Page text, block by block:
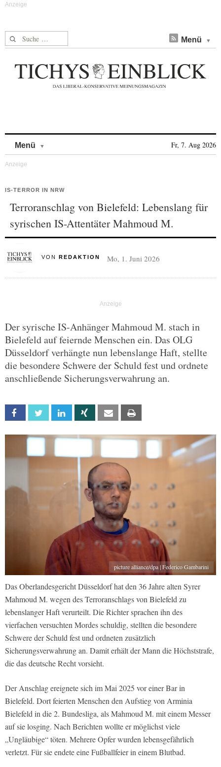
Suche nach: Menü
Menü Fr, 7. Aug 2026
IS-TERROR IN NRW
Terroranschlag von Bielefeld: Lebenslang für
syrischen IS-Attentäter Mahmoud M.
VON REDAKTION Mo, 1. Juni 2026
Der syrische IS-Anhänger Mahmoud M. stach in
Bielefeld auf feiernde Menschen ein. Das OLG
Düsseldorf verhängte nun lebenslange Haft, stellte
die besondere Schwere der Schuld fest und ordnete
anschließende Sicherungsverwahrung an.
Facebook Twitter Linkedin Xing Email
picture alliance/dpa | Federico Gambarini
Das Oberlandesgericht Düsseldorf hat den 36 Jahre alten Syrer
Mahmoud M. wegen des Terroranschlags von Bielefeld zu
lebenslanger Haft verurteilt. Die Richter sprachen ihn des
vierfachen versuchten Mordes schuldig, stellten die besondere
Schwere der Schuld fest und ordneten zusätzlich
Sicherungsverwahrung an. Damit erhält der Mann die Höchststrafe,
die das deutsche Recht vorsieht.
Der Anschlag ereignete sich im Mai 2025 vor einer Bar in
Bielefeld. Dort feierten Menschen den Aufstieg von Arminia
Bielefeld in die 2. Bundesliga, als Mahmoud M. mit einem Messer
auf sie losging. Nach Berichten wollte er möglichst viele
„Ungläubige“ töten. Mehrere Opfer wurden lebensgefährlich
verletzt. Für sie endete eine Fußballfeier in einem Blutbad.